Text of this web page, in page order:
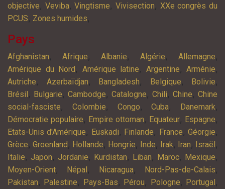
objective, Veviba,Vingtisme,Vivisection, XXe congrès du
PCUS, Zones humides,
Pays
Afghanistan, Afrique, Albanie, Algérie, Allemagne,
Amérique du Nord , Amérique latine, Argentine, Arménie,
Autriche, Azerbaïdjan, Bangladesh, Belgique, Bolivie,
Brésil , Bulgarie, Cambodge, Catalogne, Chili, Chine, Chine
social-fasciste, Colombie, Congo,Cuba, Danemark,
Démocratie populaire, Empire ottoman, Equateur, Espagne,
Etats-Unis d'Amérique, Euskadi, Finlande, France,Géorgie,
Grèce, Groenland , Hollande, Hongrie, Inde, Irak, Iran, Israël ,
Italie, Japon, Jordanie, Kurdistan, Liban, Maroc, Mexique,
Moyen-Orient, Népal , Nicaragua, Nord-Pas-de-Calais,
Pakistan, Palestine, Pays-Bas, Pérou, Pologne, Portugal ,